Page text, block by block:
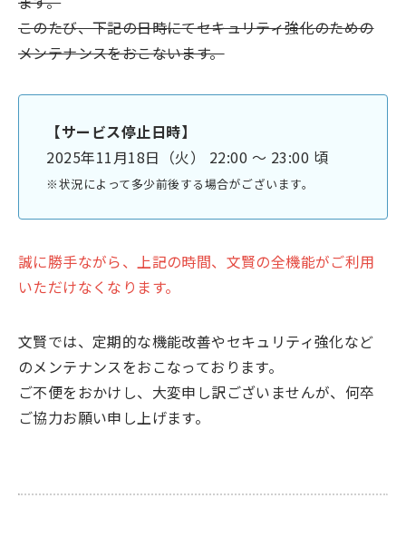
このたび、下記の日時にてセキュリティ強化のための
メンテナンスをおこないます。
【サービス停止日時】
2025年11月18日（火） 22:00 〜 23:00 頃
※状況によって多少前後する場合がございます。
誠に勝手ながら、上記の時間、文賢の全機能がご利用
いただけなくなります。
文賢では、定期的な機能改善やセキュリティ強化など
のメンテナンスをおこなっております。
ご不便をおかけし、大変申し訳ございませんが、何卒
ご協力お願い申し上げます。